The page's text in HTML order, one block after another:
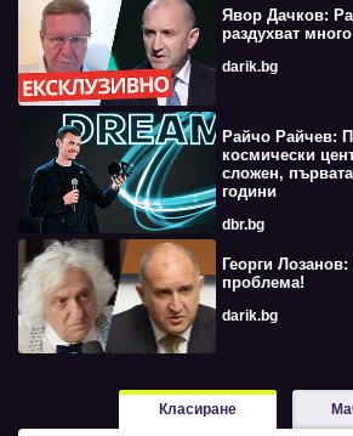
Явор Дачков:
раздухват
darik.bg
Райчо Райчев:
космически
сложен,
години
dbr.bg
Георги
проблема!
darik.bg
Класиране